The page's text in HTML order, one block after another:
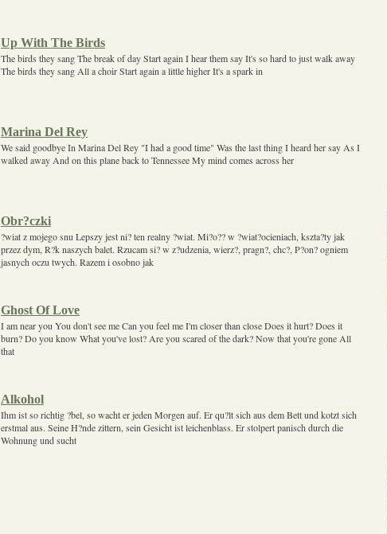
Up With The Birds
The birds they sang The break of day Start again I hear them say It's so hard to just walk away
The birds they sang All a choir Start again a little higher It's a spark in
Marina Del Rey
We said goodbye In Marina Del Rey "I had a good time" Was the last thing I heard her say As I
walked away And on this plane back to Tennessee My mind comes across her
Obr?czki
?wiat z mojego snu Lepszy jest ni? ten realny ?wiat. Mi?o?? w ?wiat?ocieniach, kszta?ty jak
przez dym, R?k naszych balet. Rzucam si? w z?udzenia, wierz?, pragn?, chc?, P?on? ogniem
jasnych oczu twych. Razem i osobno jak
Ghost Of Love
I am near you You don't see me Can you feel me I'm closer than close Does it hurt? Does it
burn? Do you know What you've lost? Are you scared of the dark? Now that you're gone All
that
Alkohol
Ihm ist so richtig ?bel, so wacht er jeden Morgen auf. Er qu?lt sich aus dem Bett und kotzt sich
erstmal aus. Seine H?nde zittern, sein Gesicht ist leichenblass. Er stolpert panisch durch die
Wohnung und sucht